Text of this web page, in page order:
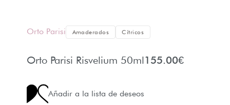
Orto Parisi Amaderados Cítricos
Orto Parisi Risvelium 50ml155.00€
Añadir a la lista de deseos